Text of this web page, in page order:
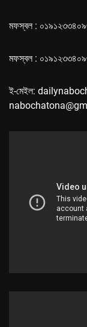
মফস্বল :
মফস্বল :
ই-মেইল: